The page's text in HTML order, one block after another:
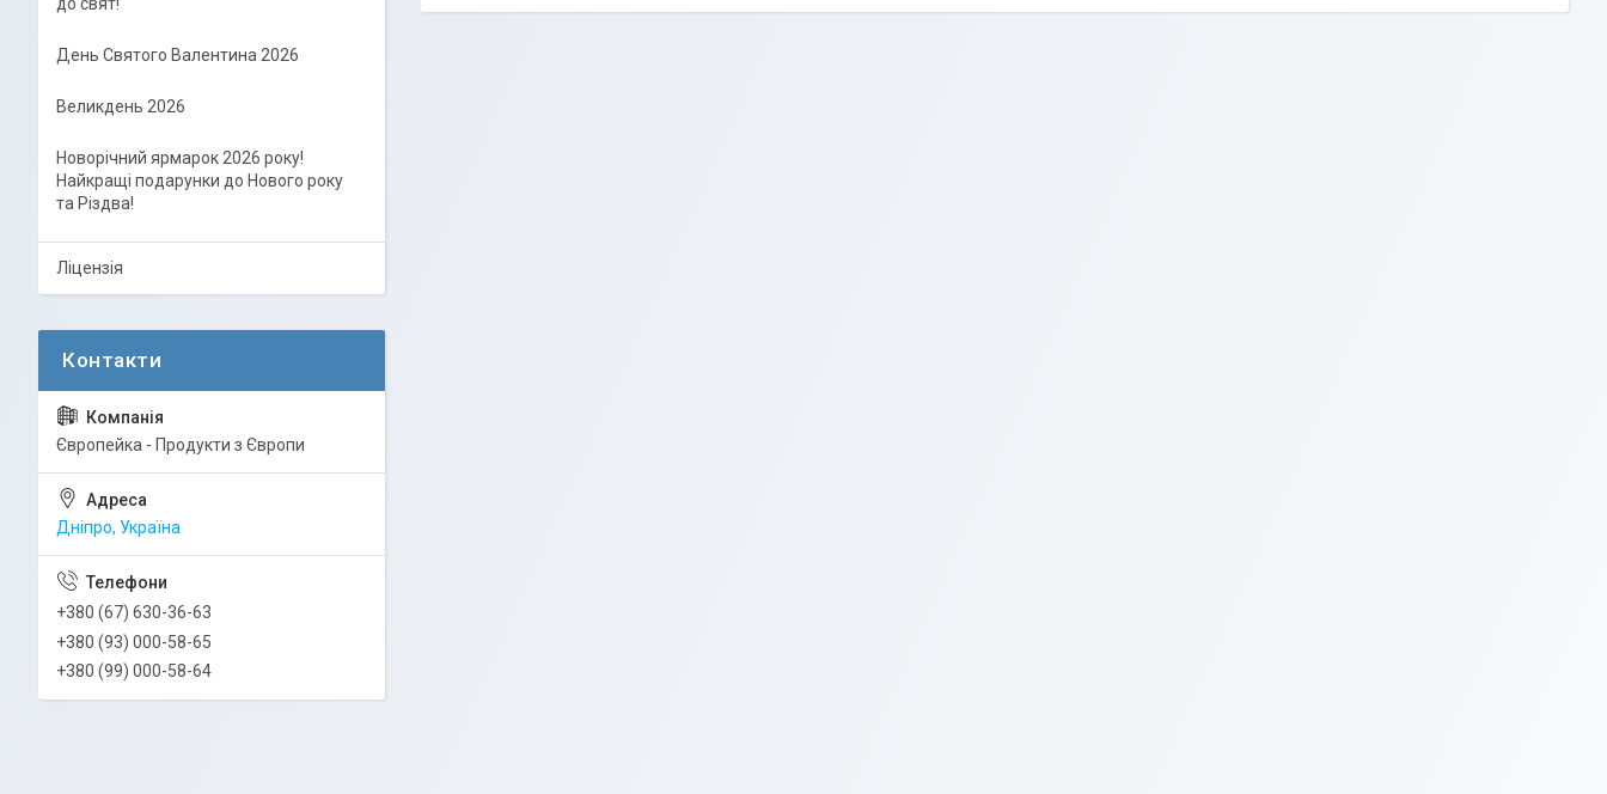
День Святого Валентина 2026
Великдень 2026
Новорічний ярмарок 2026 року!
Найкращі подарунки до Нового року
та Різдва!
Ліцензія
Європейка - Продукти з Європи
Дніпро, Україна
+380 (67) 630-36-63
+380 (93) 000-58-65
+380 (99) 000-58-64